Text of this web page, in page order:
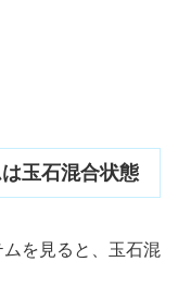
玉石混合状態
を見ると、玉石混